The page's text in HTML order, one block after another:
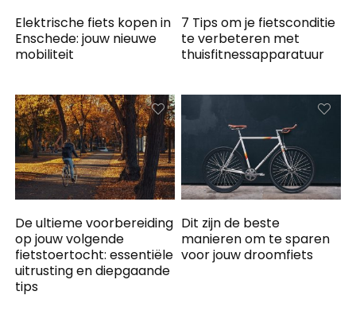
Elektrische fiets kopen in
Enschede: jouw nieuwe
mobiliteit
7 Tips om je fietsconditie
te verbeteren met
thuisfitnessapparatuur
De ultieme voorbereiding
op jouw volgende
fietstoertocht: essentiële
uitrusting en diepgaande
tips
Dit zijn de beste
manieren om te sparen
voor jouw droomfiets